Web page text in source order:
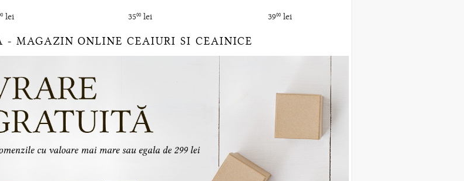
lei 3500lei 3900lei
- MAGAZIN ONLINE CEAIURI SI CEAINICE